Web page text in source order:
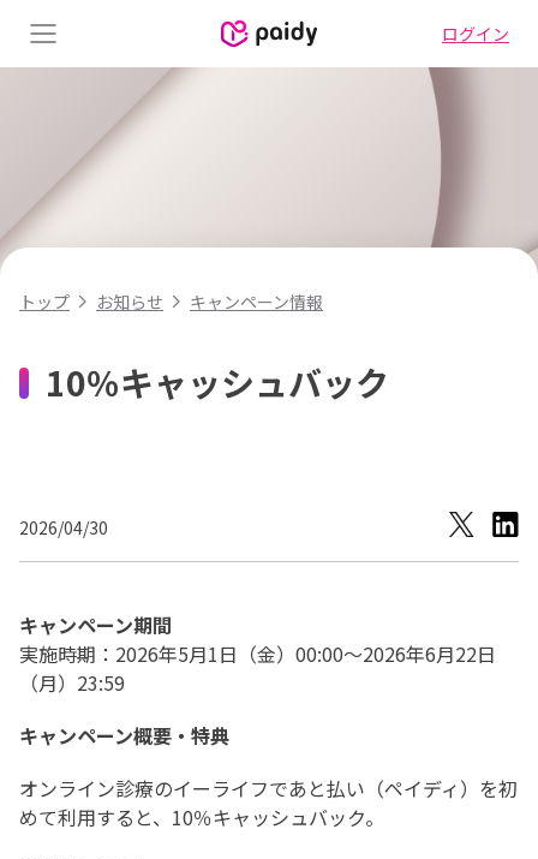
Menu ログイン
トップ お知らせ キャンペーン情報
10％キャッシュバック
2026/04/30
キャンペーン期間
実施時期：2026年5月1日（金）00:00〜2026年6月22日
（月）23:59
キャンペーン概要・特典
オンライン診療のイーライフであと払い（ペイディ）を初
めて利用すると、10％キャッシュバック。